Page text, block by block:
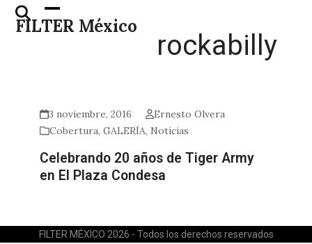
Skip
FILTER México
Open
mobile
Close
mobile
rockabilly
3 noviembre, 2016
Ernesto Olvera
Cobertura,GALERÍA, Noticias
Celebrando 20 años de Tiger Army
en El Plaza Condesa
FILTER MÉXICO 2026 - Todos los derechos reservados